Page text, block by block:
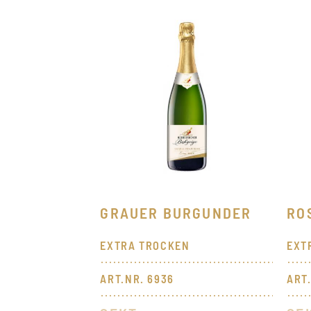
GRAUER BURGUNDER
EXTRA TROCKEN
ART.NR. 6936